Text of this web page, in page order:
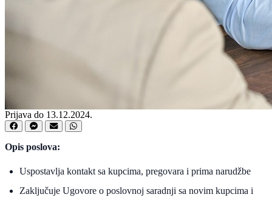
Prijava do 13.12.2024.
Opis poslova:
Uspostavlja kontakt sa kupcima, pregovara i prima narudžbe
Zaključuje Ugovore o poslovnoj saradnji sa novim kupcima i